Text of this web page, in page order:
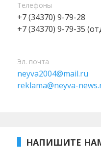
Телефоны
+7 (34370) 9-79-28
+7 (34370) 9-79-35
Эл. почта
neyva2004@mail.ru
reklama@neyva-
НАПИШИТЕ